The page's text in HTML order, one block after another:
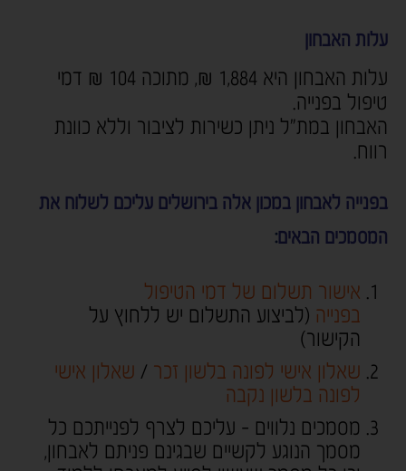
עלות האבחון
עלות האבחון היא 1,884 ₪, מתוכה 104 ₪ דמי
טיפול בפנייה.
האבחון במת"ל ניתן כשירות לציבור וללא כוונת
רווח.
בפנייה לאבחון במכון אלה בירושלים עליכם לשלוח את
המסמכים הבאים:
אישור תשלום של דמי הטיפול
בפנייה (לביצוע התשלום יש ללחוץ על
הקישור)
שאלון אישי לפונה בלשון זכר / שאלון אישי
לפונה בלשון נקבה
מסמכים נלווים - עליכם לצרף לפנייתכם כל
מסמך הנוגע לקשיים שבגינם פניתם לאבחון,